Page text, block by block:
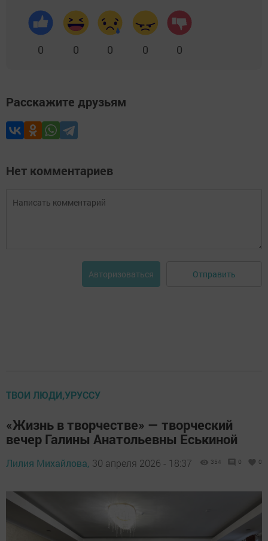
0 0 0 0 0
Расскажите друзьям
Нет комментариев
Авторизоваться Отправить
ТВОИ ЛЮДИ,УРУССУ
«Жизнь в творчестве» — творческий
вечер Галины Анатольевны Еськиной
Лилия Михайлова, 30 апреля 2026 - 18:37 354 0 0